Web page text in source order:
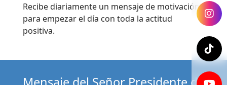
Recibe diariamente un mensaje de motivación
para empezar el día con toda la actitud
positiva.